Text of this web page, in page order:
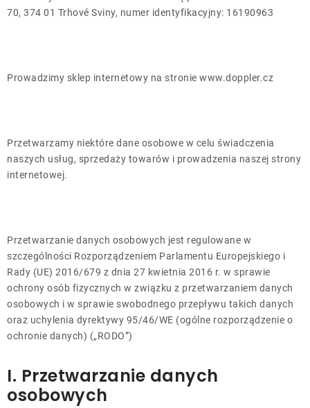
Parasole
Kolekcja
Korzyści klubu
Kontakt
70, 374 01 Trhové Sviny, numer identyfikacyjny: 16190963
Prowadzimy sklep internetowy na stronie www.doppler.cz
Przetwarzamy niektóre dane osobowe w celu świadczenia
naszych usług, sprzedaży towarów i prowadzenia naszej strony
internetowej.
Przetwarzanie danych osobowych jest regulowane w
szczególności Rozporządzeniem Parlamentu Europejskiego i
Rady (UE) 2016/679 z dnia 27 kwietnia 2016 r. w sprawie
ochrony osób fizycznych w związku z przetwarzaniem danych
osobowych i w sprawie swobodnego przepływu takich danych
oraz uchylenia dyrektywy 95/46/WE (ogólne rozporządzenie o
ochronie danych) („RODO”)
I. Przetwarzanie danych
osobowych